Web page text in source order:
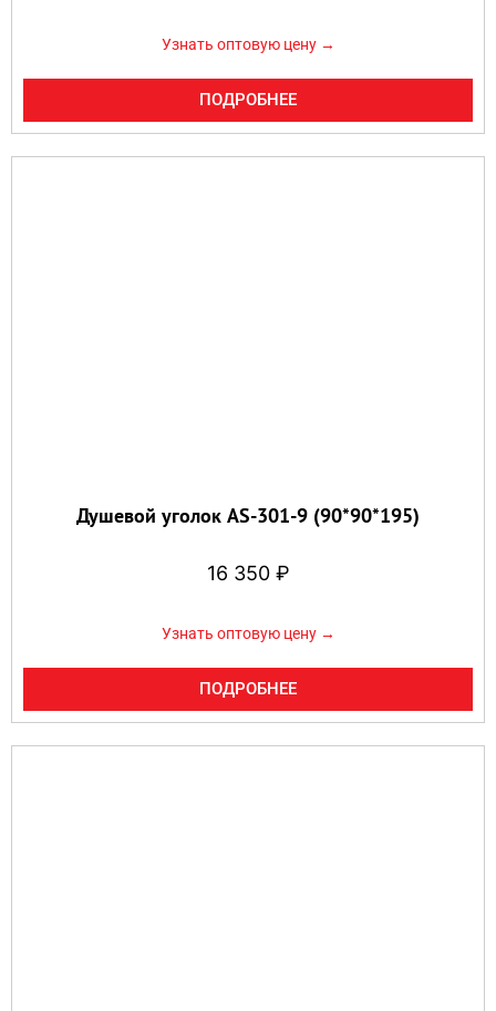
Узнать оптовую цену →
ПОДРОБНЕЕ
Душевой уголок AS-301-9 (90*90*195)
16 350 ₽
Узнать оптовую цену →
ПОДРОБНЕЕ